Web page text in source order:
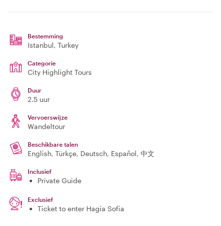
Bestemming
Istanbul, Turkey
Categorie
City Highlight Tours
Duur
2.5 uur
Vervoerswijze
Wandeltour
Beschikbare talen
English, Türkçe, Deutsch, Español, 中文
Inclusief
Private Guide
Exclusief
Ticket to enter Hagia Sofia